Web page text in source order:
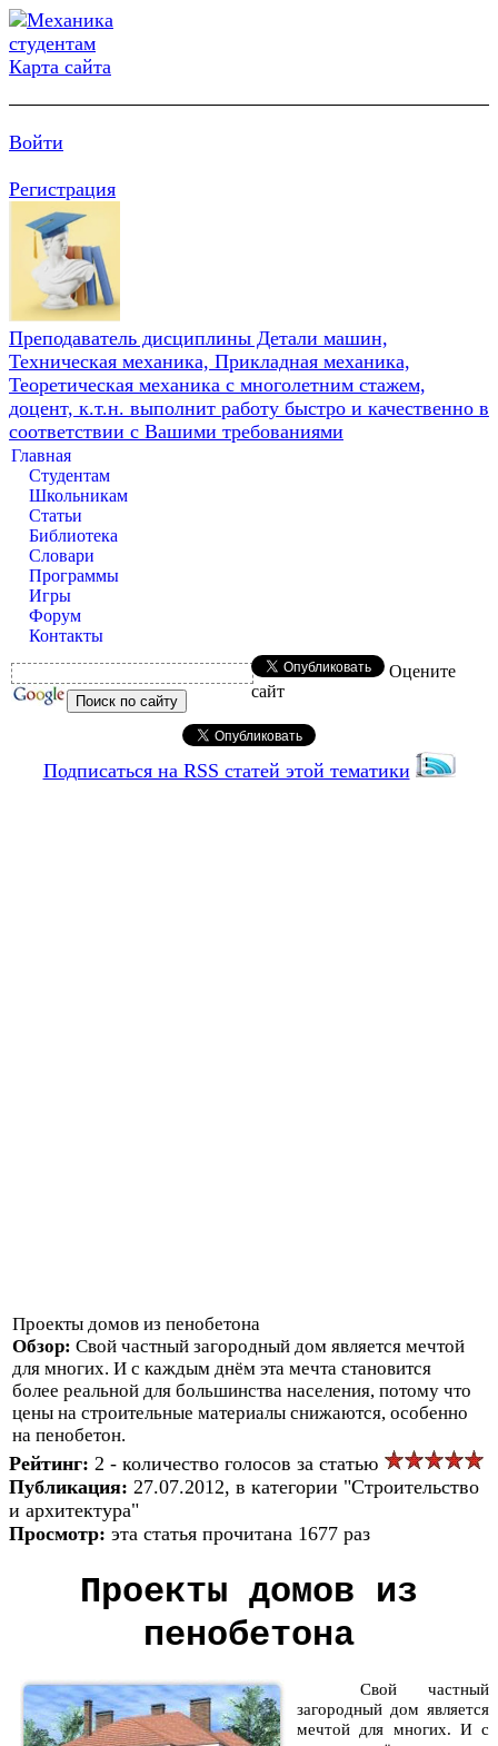
Карта сайта
Войти
Регистрация
Преподаватель дисциплины Детали машин,
Техническая механика, Прикладная механика,
Теоретическая механика с многолетним стажем,
доцент, к.т.н. выполнит работу быстро и качественно в
соответствии с Вашими требованиями
Главная
Студентам
Школьникам
Статьи
Библиотека
Словари
Программы
Игры
Форум
Контакты
Оцените
сайт
Подписаться на RSS статей этой тематики
Проекты домов из пенобетона
Обзор: Свой частный загородный дом является мечтой
для многих. И с каждым днём эта мечта становится
более реальной для большинства населения, потому что
цены на строительные материалы снижаются, особенно
на пенобетон.
Рейтинг: 2 - количество голосов за статью
Публикация: 27.07.2012, в категории "Строительство
и архитектура"
Просмотр: эта статья прочитана 1677 раз
Проекты домов из
пенобетона
Свой частный
загородный дом является
мечтой для многих. И с